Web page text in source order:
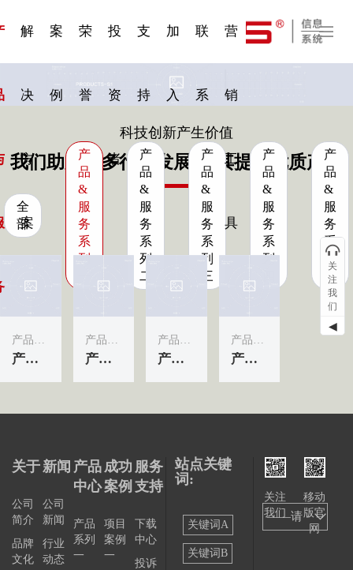
解
决
方
案
案
例
荣
誉
投
资
者
支
持
加
入
联
系
营
销
工
具
科技创新产生价值
我们助力更多行业发展·为其提供优质产品
全
部
产
品
&
服
务
系
列
产
品
&
服
务
系
列
二
产
品
&
服
务
系
列
三
产
品
&
服
务
系
列
产
品
&
服
务
系
列
五
产品&服务系列一 | 第04条 产品&服务系列一 | 第03条 产品&服务系列一 | 第02条 产品&服务系列一 | 第01条
关于
公司
简介
品牌
文化
新闻
公司
新闻
行业
动态
产品
中心
产品
系列
一
成功
案例
项目
案例
一
服务
支持
下载
中心
投诉
站点关键
词:
关键词A
关键词B
关注
我们
移动
版官
网
——请
关
注
我
们
◀